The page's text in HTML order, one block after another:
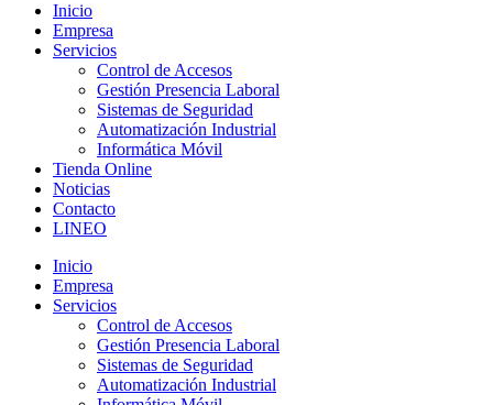
Inicio
Empresa
Servicios
Control de Accesos
Gestión Presencia Laboral
Sistemas de Seguridad
Automatización Industrial
Informática Móvil
Tienda Online
Noticias
Contacto
LINEO
Inicio
Empresa
Servicios
Control de Accesos
Gestión Presencia Laboral
Sistemas de Seguridad
Automatización Industrial